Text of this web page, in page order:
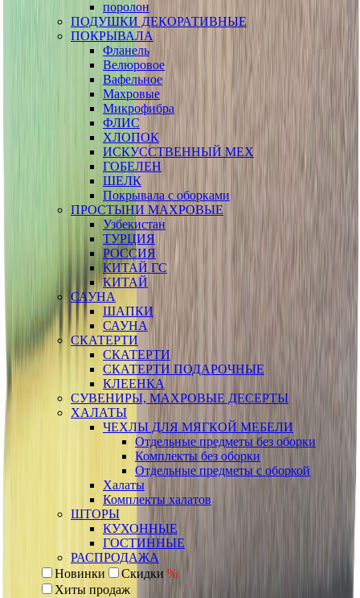
поролон
ПОДУШКИ ДЕКОРАТИВНЫЕ
ПОКРЫВАЛА
Фланель
Велюровое
Вафельное
Махровые
Микрофибра
ФЛИС
ХЛОПОК
ИСКУССТВЕННЫЙ МЕХ
ГОБЕЛЕН
ШЕЛК
Покрывала с оборками
ПРОСТЫНИ МАХРОВЫЕ
Узбекистан
ТУРЦИЯ
РОССИЯ
КИТАЙ ГС
КИТАЙ
САУНА
ШАПКИ
САУНА
СКАТЕРТИ
СКАТЕРТИ
СКАТЕРТИ ПОДАРОЧНЫЕ
КЛЕЕНКА
СУВЕНИРЫ, МАХРОВЫЕ ДЕСЕРТЫ
ХАЛАТЫ
ЧЕХЛЫ ДЛЯ МЯГКОЙ МЕБЕЛИ
Отдельные предметы без оборки
Комплекты без оборки
Отдельные предметы с оборкой
Халаты
Комплекты халатов
ШТОРЫ
КУХОННЫЕ
ГОСТИННЫЕ
РАСПРОДАЖА
Новинки
Скидки %
Хиты продаж